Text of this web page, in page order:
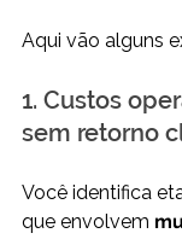
Aqui vão alguns
1. Custos
sem retorno
Você identifica
que envolvem